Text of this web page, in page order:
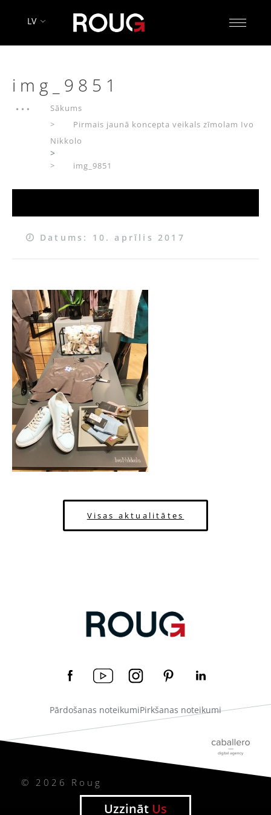
LV
img_9851
Sākums
Pirmais jaunā koncepta veikals zīmolam Ivo
Nikkolo
>
img_9851
Datums: 10. aprīlis 2017
Visas aktualitātes
Pārdošanas noteikumiPirkšanas noteikumi
© 2026 Roug
Uzzināt Us